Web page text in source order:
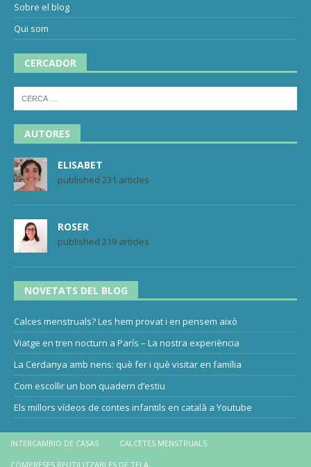
Sobre el blog
Qui som
CERCADOR
AUTORES
ELISABET
published 231 articles
ROSER
published 219 articles
NOVETATS DEL BLOG
Calces menstruals? Les hem provat i en pensem això
Viatge en tren nocturn a París – La nostra experiència
La Cerdanya amb nens: què fer i què visitar en família
Com escollir un bon quadern d’estiu
Els millors vídeos de contes infantils en català a Youtube
INTERCAMBIO DE CASAS CALCETES MENSTRUALS
COMPRESES REUTILITZABLES DE TELA